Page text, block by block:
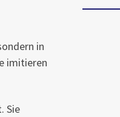
in
imitieren
Sie